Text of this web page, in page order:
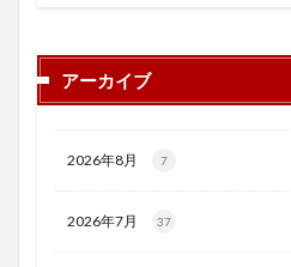
アーカイブ
2026年8月 7
2026年7月 37